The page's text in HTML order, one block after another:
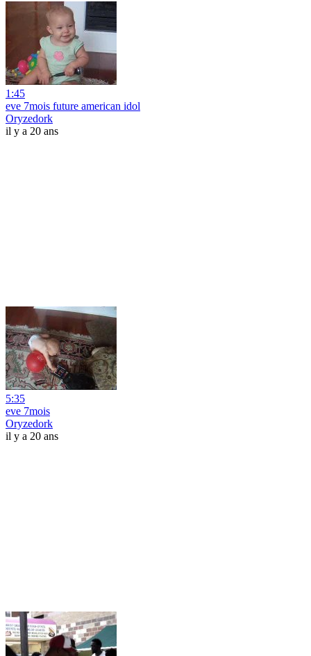
1:45
eve 7mois future american idol
Oryzedork
il y a 20 ans
5:35
eve 7mois
Oryzedork
il y a 20 ans